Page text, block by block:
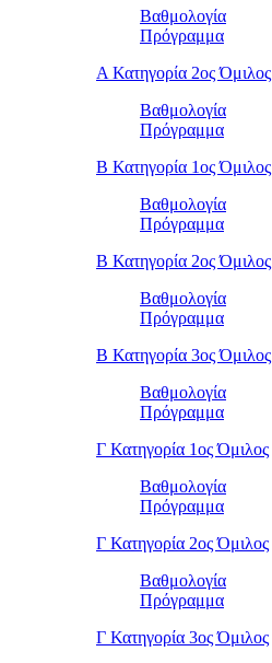
Βαθμολογία
Πρόγραμμα
Α Κατηγορία 2ος Όμιλος
Βαθμολογία
Πρόγραμμα
Β Κατηγορία 1ος Όμιλος
Βαθμολογία
Πρόγραμμα
Β Κατηγορία 2ος Όμιλος
Βαθμολογία
Πρόγραμμα
Β Κατηγορία 3ος Όμιλος
Βαθμολογία
Πρόγραμμα
Γ Κατηγορία 1ος Όμιλος
Βαθμολογία
Πρόγραμμα
Γ Κατηγορία 2ος Όμιλος
Βαθμολογία
Πρόγραμμα
Γ Κατηγορία 3ος Όμιλος